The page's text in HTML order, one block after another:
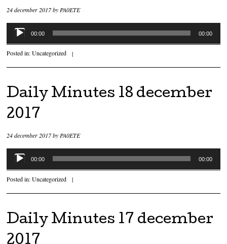
24 december 2017by PA0ETE
Audiospeler
00:00 00:00
Posted in:Uncategorized |
Daily Minutes 18 december
2017
24 december 2017byPA0ETE
Audiospeler
00:00 00:00
Posted in:Uncategorized |
Daily Minutes 17 december
2017